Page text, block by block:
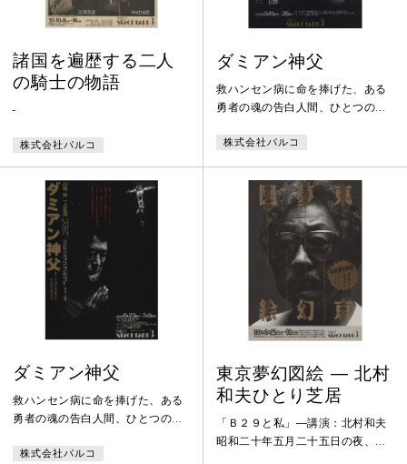
諸国を遍歴する二人
の騎士の物語
-
株式会社パルコ
ダミアン神父
救ハンセン病に命を捧げた、ある
勇者の魂の告白人間、ひとつのこ
のほうで、ふと、疑惑が浮かんで
たことが良かろうと悪かろうと、
私はあなたの僕です。私はあなた
の大きな愛を信じます。
株式会社パルコ
ダミアン神父
救ハンセン病に命を捧げた、ある
勇者の魂の告白人間、ひとつのこ
のほうで、ふと、疑惑が浮かんで
株式会社パルコ
東京夢幻図絵 ― 北村
和夫ひとり芝居
「Ｂ２９と私」―講演：北村和夫
昭和二十年五月二十五日の夜、Ｂ